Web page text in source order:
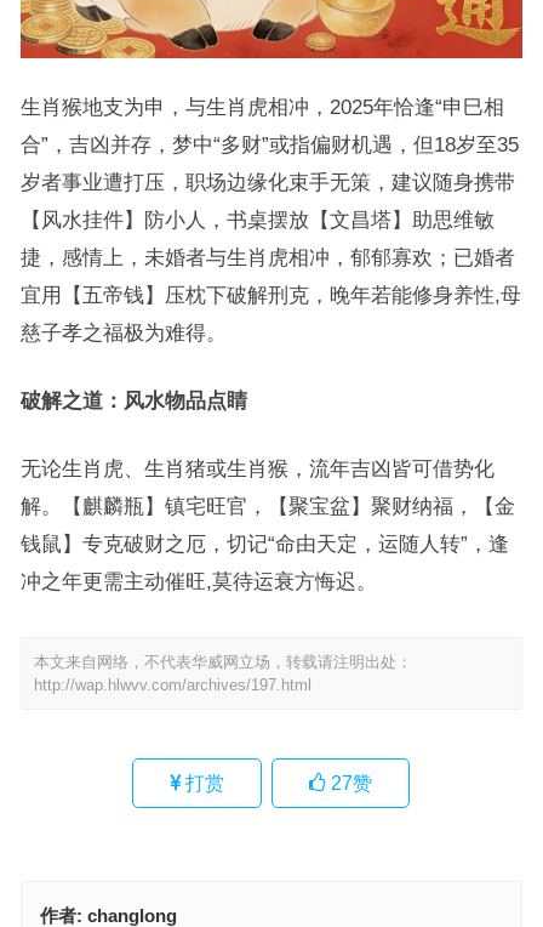
生肖猴地支为申，与生肖虎相冲，2025年恰逢“申巳相
合”，吉凶并存，梦中“多财”或指偏财机遇，但18岁至35
岁者事业遭打压，职场边缘化束手无策，建议随身携带
【风水挂件】防小人，书桌摆放【文昌塔】助思维敏
捷，感情上，未婚者与生肖虎相冲，郁郁寡欢；已婚者
宜用【五帝钱】压枕下破解刑克，晚年若能修身养性,母
慈子孝之福极为难得。
破解之道：风水物品点睛
无论生肖虎、生肖猪或生肖猴，流年吉凶皆可借势化
解。【麒麟瓶】镇宅旺官，【聚宝盆】聚财纳福，【金
钱鼠】专克破财之厄，切记“命由天定，运随人转”，逢
冲之年更需主动催旺,莫待运衰方悔迟。
本文来自网络，不代表华威网立场，转载请注明出处：
http://wap.hlwvv.com/archives/197.html
打赏 27赞
作者: changlong